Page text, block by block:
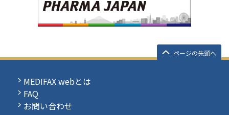
ページの先頭へ
MEDIFAX webとは
FAQ
お問い合わせ